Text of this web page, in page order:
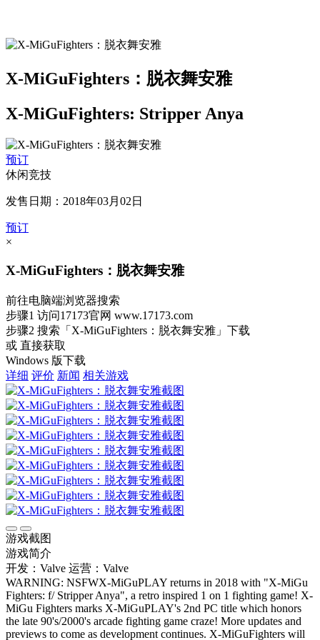
X-MiGuFighters：脱衣舞安雅
X-MiGuFighters: Stripper Anya
预订
休闲竞技
发售日期：2018年03月02日
预订
×
X-MiGuFighters：脱衣舞安雅
前往电脑端浏览器搜索
步骤1 访问17173官网 www.17173.com
步骤2 搜索 「X-MiGuFighters：脱衣舞安雅」 下载
或 直接获取
Windows 版下载
详细 评价 新闻 相关游戏
游戏截图
游戏简介
开发：Valve 运营：Valve
WARNING: NSFWX-MiGuPLAY returns in 2018 with "X-MiGu
Fighters: f/ Stripper Anya", a retro inspired 1 on 1 fighting game! X-
MiGu Fighters marks X-MiGuPLAY's 2nd PC title which honors
the late 90's/2000's arcade fighting game craze! More updates and
previews to come as development continues. X-MiGuFighters will